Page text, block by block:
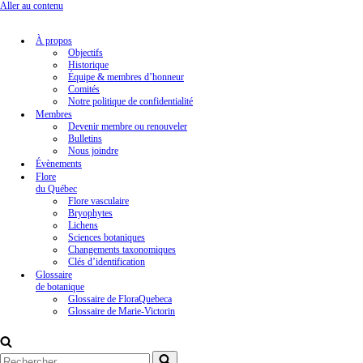
Aller au contenu
À propos
Objectifs
Historique
Équipe & membres d’honneur
Comités
Notre politique de confidentialité
Membres
Devenir membre ou renouveler
Bulletins
Nous joindre
Évènements
Flore
du Québec
Flore vasculaire
Bryophytes
Lichens
Sciences botaniques
Changements taxonomiques
Clés d’identification
Glossaire
de botanique
Glossaire de FloraQuebeca
Glossaire de Marie-Victorin
Rechercher...